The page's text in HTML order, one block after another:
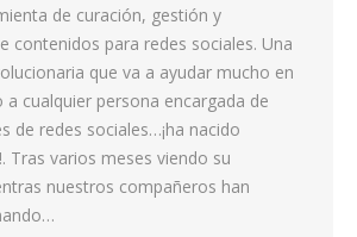
de curación, gestión y
contenidos para redes sociales. Una
que va a ayudar mucho en
cualquier persona encargada de
de redes sociales…¡ha nacido
Tras varios meses viendo su
nuestros compañeros han